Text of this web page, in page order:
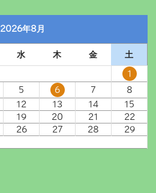
2026年8月
水 木 金
土
1
5 6 7
8
12 13 14
15
19 20 21
22
26 27 28
29